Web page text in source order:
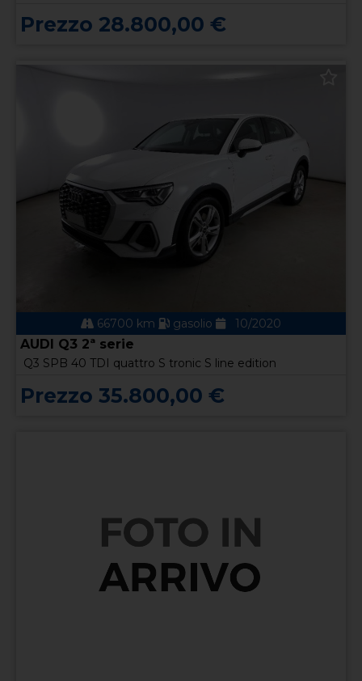
Prezzo 28.800,00 €
66700 km gasolio 10/2020
AUDI Q3 2ª serie
Q3 SPB 40 TDI quattro S tronic S line edition
Prezzo 35.800,00 €